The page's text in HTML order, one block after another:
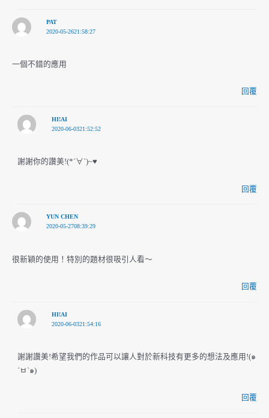
PAT
2020-05-2621:58:27
一個不錯的應用
回覆
HI!AI
2020-06-0321:52:52
謝謝你的讚美!(*´∀`)~♥
回覆
YUN CHEN
2020-05-2708:39:29
很新穎的使用！特別的題材很吸引人看～
回覆
HI!AI
2020-06-0321:54:16
謝謝讚美!希望我們的作品可以讓人對於新科技有更多的想法及應用!(๑
´ㅂ`๑)
回覆